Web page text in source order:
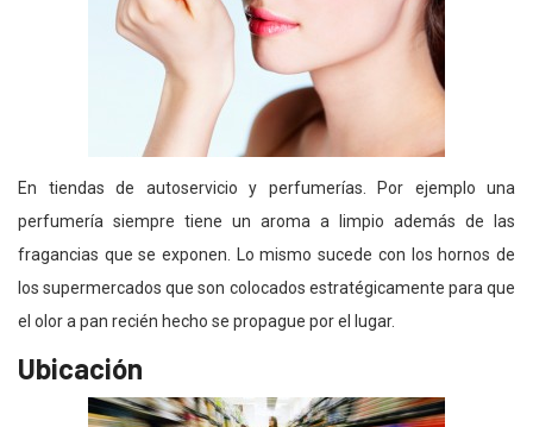
En tiendas de autoservicio y perfumerías. Por ejemplo una
perfumería siempre tiene un aroma a limpio además de las
fragancias que se exponen. Lo mismo sucede con los hornos de
los supermercados que son colocados estratégicamente para que
el olor a pan recién hecho se propague por el lugar.
Ubicación